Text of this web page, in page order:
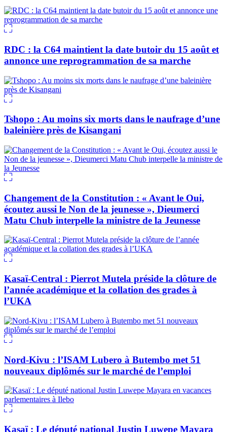
RDC : la C64 maintient la date butoir du 15 août et
annonce une reprogrammation de sa marche
Tshopo : Au moins six morts dans le naufrage d’une
baleinière près de Kisangani
Changement de la Constitution : « Avant le Oui,
écoutez aussi le Non de la jeunesse », Dieumerci
Matu Chub interpelle la ministre de la Jeunesse
Kasaï-Central : Pierrot Mutela préside la clôture de
l’année académique et la collation des grades à
l’UKA
Nord-Kivu : l’ISAM Lubero à Butembo met 51
nouveaux diplômés sur le marché de l’emploi
Kasaï : Le député national Justin Luwepe Mayara